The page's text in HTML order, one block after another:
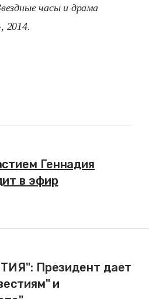
часы и драма
2014.
Геннадия
в эфир
Президент дает
и